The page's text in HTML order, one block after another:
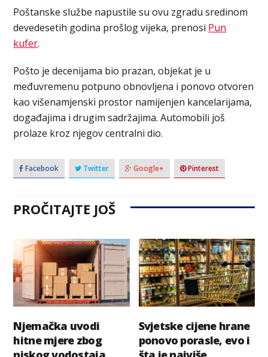
Poštanske službe napustile su ovu zgradu sredinom
devedesetih godina prošlog vijeka, prenosi Pun
kufer.
Pošto je decenijama bio prazan, objekat je u
međuvremenu potpuno obnovljena i ponovo otvoren
kao višenamjenski prostor namijenjen kancelarijama,
događajima i drugim sadržajima. Automobili još
prolaze kroz njegov centralni dio.
Facebook Twitter Google+ Pinterest
PROČITAJTE JOŠ
Njemačka uvodi
hitne mjere zbog
Svjetske cijene hrane
ponovo porasle, evo i